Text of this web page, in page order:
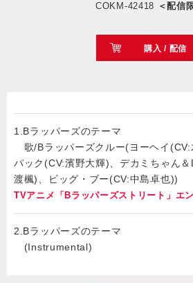
COKM-42418 ＜配信
購入 / 配信
1.Bラッパーズのテーマ
歌/Bラッパーズクルー(ヨーヘイ(CV:
パック(CV:濱野大輝)、デカミちゃん
渡楓)、ビッグ・ブー(CV:中島卓也))
TVアニメ「Bラッパーズストリート」エ
2.Bラッパーズのテーマ
(Instrumental)